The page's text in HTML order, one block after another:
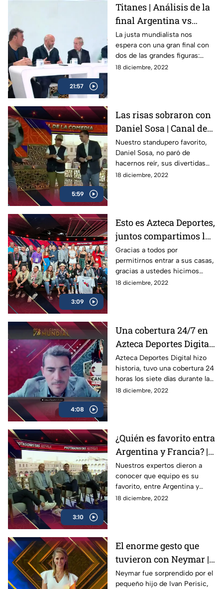
21:57
Titanes | Análisis de la
final Argentina vs
Francia
La justa mundialista nos
espera con una gran final con
dos de las grandes figuras:
Messi vs Mbappé, Argentina vs
18 diciembre, 2022
5:59
Las risas sobraron con
Daniel Sosa | Canal del
Mundial
Nuestro standupero favorito,
Daniel Sosa, no paró de
hacernos reír, sus divertidas
dinámicas, juegos y cápsulas,
18 diciembre, 2022
3:09
Esto es Azteca Deportes,
juntos compartimos la
emoción
Gracias a todos por
permitirnos entrar a sus casas,
gracias a ustedes hicimos
historia una vez más, juntos
18 diciembre, 2022
4:08
Una cobertura 24/7 en
Azteca Deportes Digital
| Los Protagonistas
Azteca Deportes Digital hizo
historia, tuvo una cobertura 24
horas los siete días durante la
Copa del Mundo, para llevarte
18 diciembre, 2022
3:10
¿Quién es favorito entra
Argentina y Francia? |
Protagonistas Extra
Nuestros expertos dieron a
conocer que equipo es su
favorito, entre Argentina y
Francia, para la Gran Final del
18 diciembre, 2022
El enorme gesto que
tuvieron con Neymar |
InesPerado
Neymar fue sorprendido por el
pequeño hijo de Ivan Perisic,